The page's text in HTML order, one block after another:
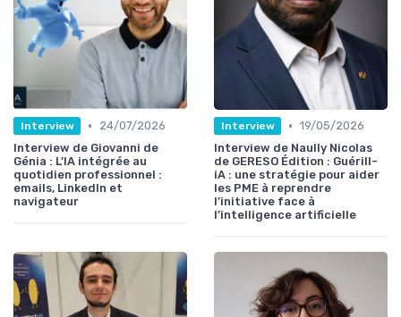
Interview •
24/07/2026
Interview de Giovanni de
Génia : L’IA intégrée au
quotidien professionnel :
emails, LinkedIn et
navigateur
Interview • 19/05/2026
Interview de Naully Nicolas
de GERESO Édition : Guérill-
iA : une stratégie pour aider
les PME à reprendre
l’initiative face à
l’intelligence artificielle